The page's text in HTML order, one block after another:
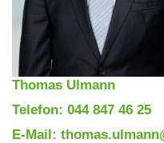
Thomas Ulmann
Telefon: 044 847 46 25
E-Mail: